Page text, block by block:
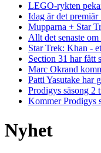
LEGO-rykten
Idag är det
Mupparna + Star
Allt det senaste
Star Trek: Khan -
Section 31 har fått
Marc Okrand
Patti Yasutake har
Prodigys säsong 2
Kommer Prodigys
Nyhet